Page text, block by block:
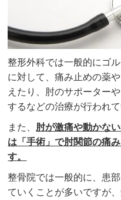
整形外科では一般的にゴ
に対して、痛み止めの薬
えたり、肘のサポーター
するなどの治療が行われて
また、 肘が激痛や動かな
は「手術」で肘関節の痛
す。
整骨院では一般的に、患
ていくことが多いですが